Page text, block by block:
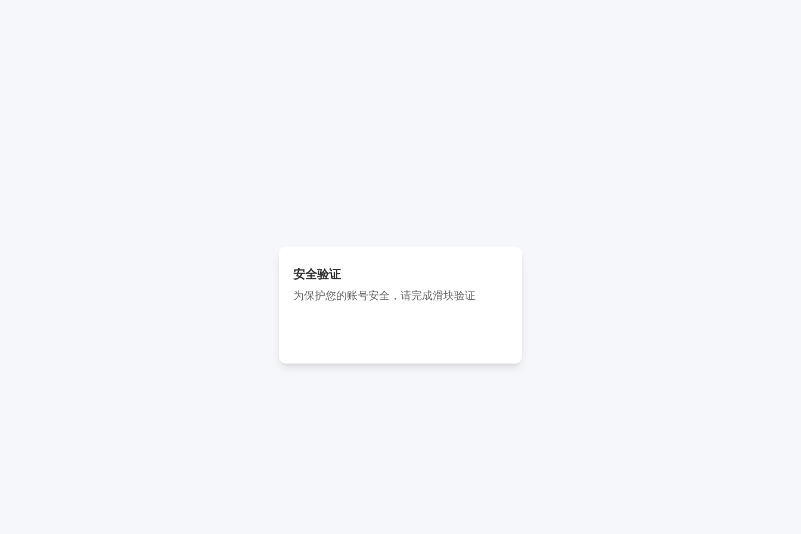
安全验证
为保护您的账号安全，请完成滑块验证